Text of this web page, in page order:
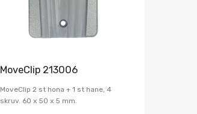
MoveClip 213006
MoveClip 2 st hona + 1 st hane, 4
skruv. 60 x 50 x 5 mm.